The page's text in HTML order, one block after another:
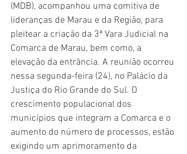
(MDB), acompanhou uma comitiva de
lideranças de Marau e da Região, para
pleitear a criação da 3ª Vara Judicial na
Comarca de Marau, bem como, a
elevação da entrância. A reunião ocorreu
nessa segunda-feira (24), no Palácio da
Justiça do Rio Grande do Sul. O
crescimento populacional dos
municípios que integram a Comarca e o
aumento do número de processos, estão
exigindo um aprimoramento da